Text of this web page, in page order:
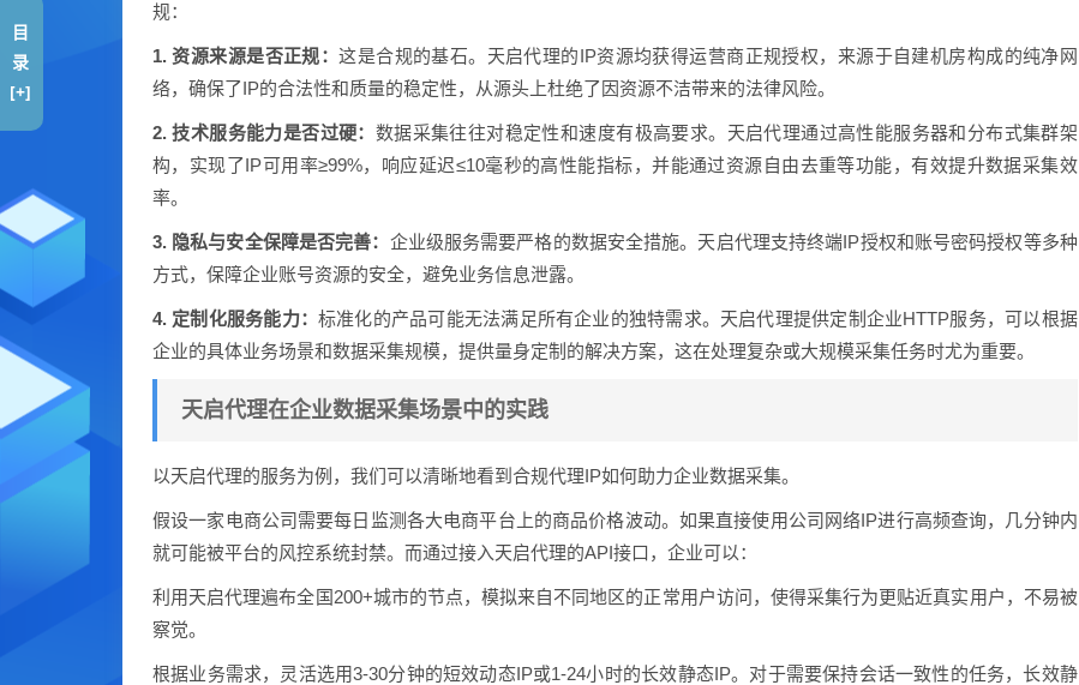
规：
1. 资源来源是否正规：这是合规的基石。天启代理的IP资源均获得运营商正规授权，来源于自建机房构成的纯净网
络，确保了IP的合法性和质量的稳定性，从源头上杜绝了因资源不洁带来的法律风险。
2. 技术服务能力是否过硬： 数据采集往往对稳定性和速度有极高要求。天启代理通过高性能服务器和分布式集群架
构，实现了IP可用率≥99%，响应延迟≤10毫秒的高性能指标，并能通过资源自由去重等功能，有效提升数据采集效
率。
3. 隐私与安全保障是否完善： 企业级服务需要严格的数据安全措施。天启代理支持终端IP授权和账号密码授权等多种
方式，保障企业账号资源的安全，避免业务信息泄露。
4. 定制化服务能力：标准化的产品可能无法满足所有企业的独特需求。天启代理提供定制企业HTTP服务，可以根据
企业的具体业务场景和数据采集规模，提供量身定制的解决方案，这在处理复杂或大规模采集任务时尤为重要。
天启代理在企业数据采集场景中的实践
以天启代理的服务为例，我们可以清晰地看到合规代理IP如何助力企业数据采集。
假设一家电商公司需要每日监测各大电商平台上的商品价格波动。如果直接使用公司网络IP进行高频查询，几分钟内
就可能被平台的风控系统封禁。而通过接入天启代理的API接口，企业可以：
利用天启代理遍布全国200+城市的节点，模拟来自不同地区的正常用户访问，使得采集行为更贴近真实用户，不易被
察觉。
根据业务需求，灵活选用3-30分钟的短效动态IP或1-24小时的长效静态IP。对于需要保持会话一致性的任务，长效静
目
录
[+]